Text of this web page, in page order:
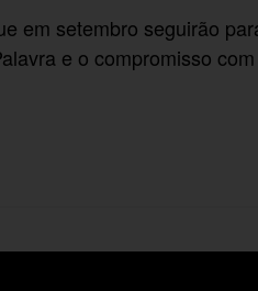
em setembro seguirão
e o compromisso